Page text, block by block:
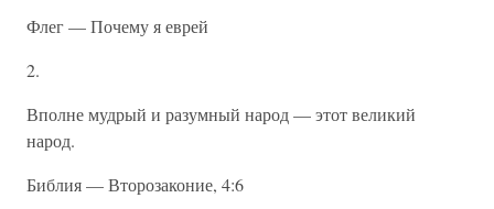
Флег — Почему я еврей
2.
Вполне мудрый и разумный народ — этот великий
народ.
Библия — Второзаконие, 4:6